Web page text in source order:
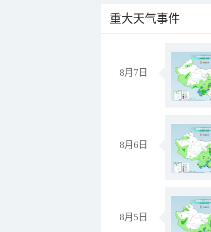
重大天气事件
8月7日
8月6日
8月5日